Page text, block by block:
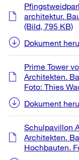
architektur.
(Bild, 795 KB)
Dokument
Prime Tower
Architekten.
Foto: Thies
Dokument
Schulpavillon
Architekten.
Hochbauten.